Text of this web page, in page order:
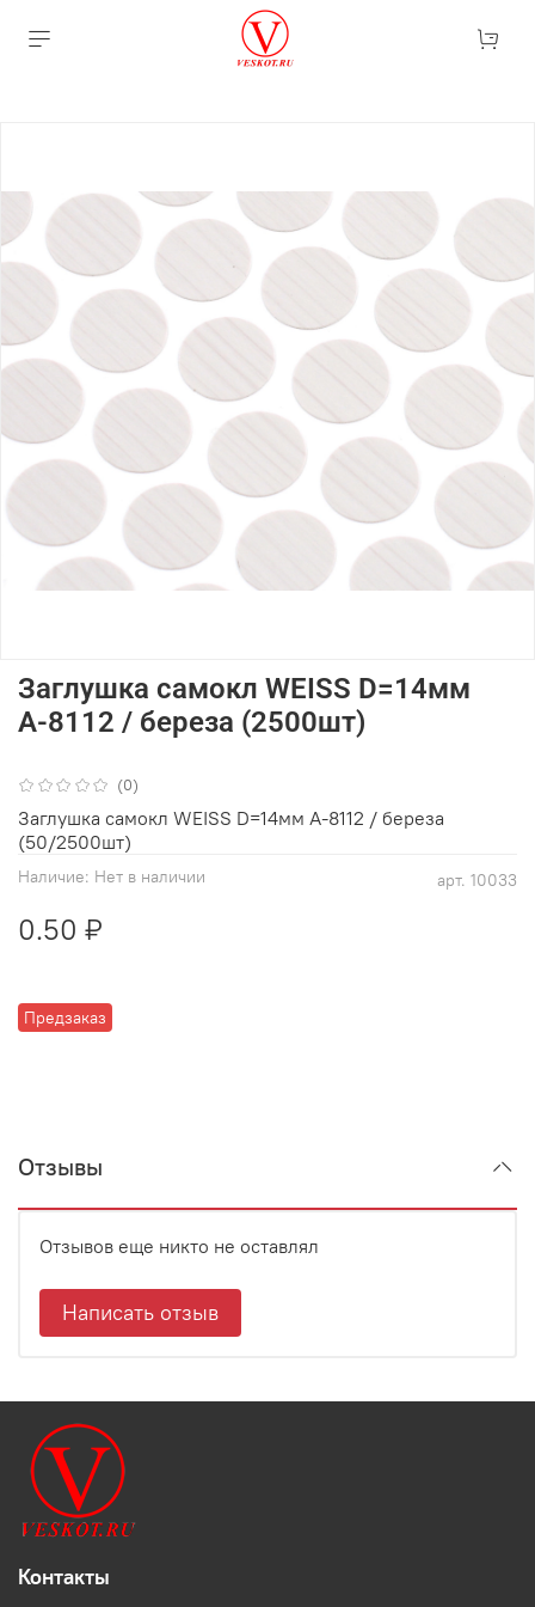
(0)
арт. 10033
Наличие: Нет в наличии
Предзаказ
Заглушка самокл WEISS D=14мм
А-8112 / береза (2500шт)
0.50 ₽
Заглушка самокл WEISS D=14мм А-8112 / береза
(50/2500шт)
Отзывы
Отзывов еще никто не оставлял
Написать отзыв
Контакты